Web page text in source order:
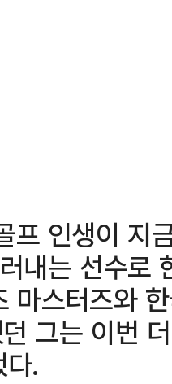
프 인생이 지
내는 선수로
마스터즈와
그는 이번
.